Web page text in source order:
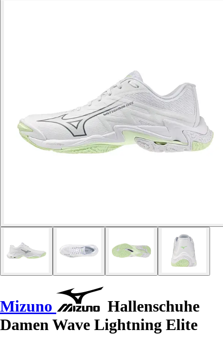
Mizuno
Hallenschuhe
Damen Wave Lightning Elite